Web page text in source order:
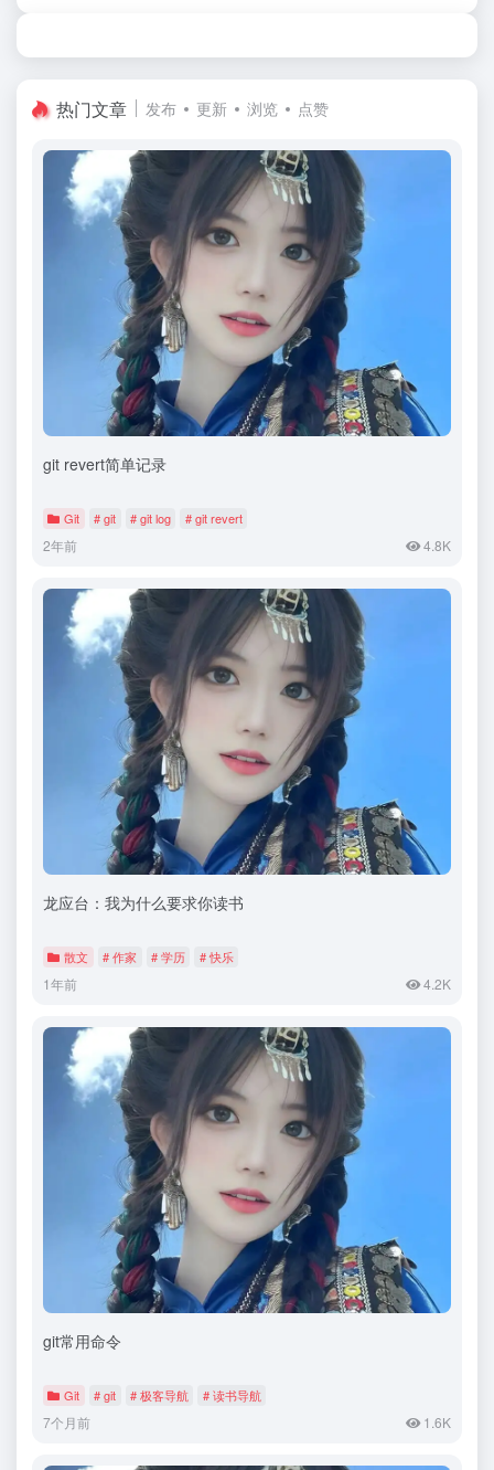
热门文章 发布 更新 浏览 点赞
git revert简单记录
Git # git # git log # git revert
2年前 4.8K
龙应台：我为什么要求你读书
散文 # 作家 # 学历 # 快乐
1年前 4.2K
git常用命令
Git # git # 极客导航 # 读书导航
7个月前 1.6K